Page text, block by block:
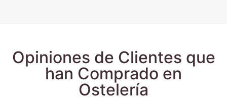
Opiniones de Clientes que
han Comprado en
Ostelería